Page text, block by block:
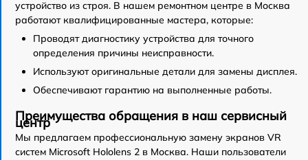
устройство из строя. В нашем ремонтном центре в Москва
работают квалифицированные мастера, которые:
Проводят диагностику устройства для точного
определения причины неисправности.
Используют оригинальные детали для замены дисплея.
Обеспечивают гарантию на выполненные работы.
Преимущества обращения в наш сервисный
центр
Мы предлагаем профессиональную замену экранов VR
систем Microsoft Hololens 2 в Москва. Наши пользователи